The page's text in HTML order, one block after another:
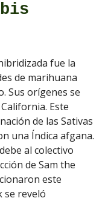
fue la
de marihuana
Sus orígenes se
Este
de las Sativas
una Índica afgana.
al colectivo
de Sam the
este
se reveló